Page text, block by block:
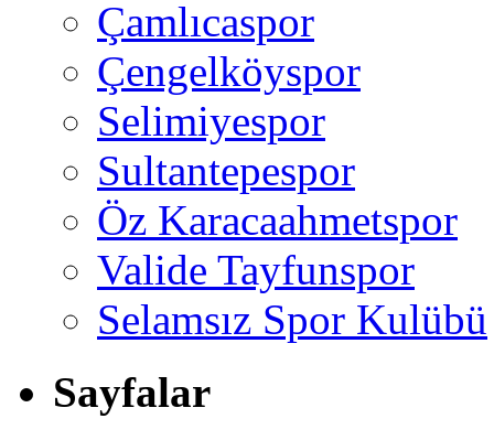
Çamlıcaspor
Çengelköyspor
Selimiyespor
Sultantepespor
Öz Karacaahmetspor
Valide Tayfunspor
Selamsız Spor Kulübü
Sayfalar